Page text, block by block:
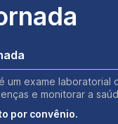
um exame laboratorial
e monitorar a
por convênio.